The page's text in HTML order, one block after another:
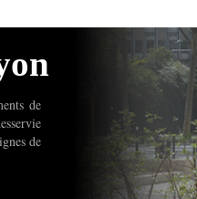
de
de